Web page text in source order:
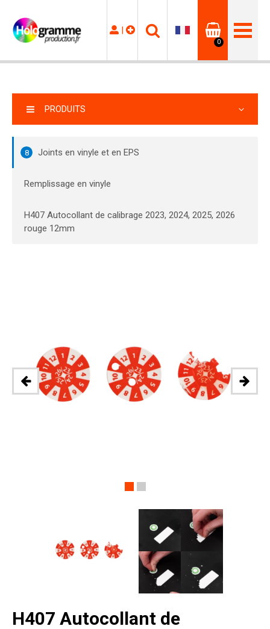
|
0
PRODUITS
8 Joints en vinyle et en EPS
Remplissage en vinyle
H407 Autocollant de calibrage 2023, 2024, 2025, 2026
rouge 12mm
H407 Autocollant de